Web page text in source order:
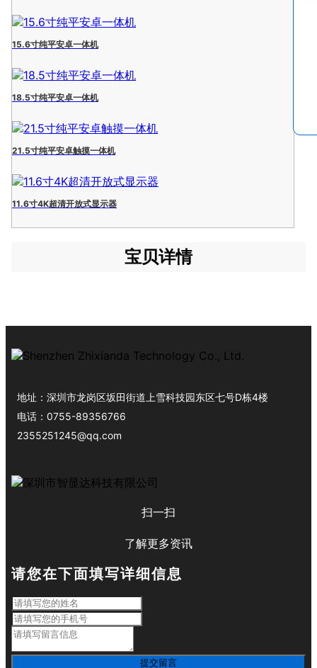
15.6寸纯平安卓一体机
18.5寸纯平安卓一体机
21.5寸纯平安卓触摸一体机
11.6寸4K超清开放式显示器
宝贝详情
地址： 深圳市龙岗区坂田街道上雪科技园东区七号D栋4楼
电话： 0755-89356766
2355251245@qq.com
扫一扫
了解更多资讯
请您在下面填写详细信息